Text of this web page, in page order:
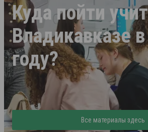
Куда пойти
Владикавказе
году?
Все материалы здесь